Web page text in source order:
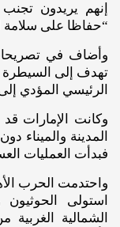
إنهم يريدون
“حفاظا على سلامة
وأضاف في
تهدف إلى السيطرة
الرئيسي المؤدي
وكانت الإمارات
المدينة والميناء
فبدأت العمليات
استولى
الشمالية